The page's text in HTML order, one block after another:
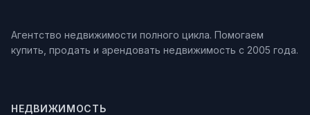
Агентство недвижимости полного цикла. Помогаем
купить, продать и арендовать недвижимость с 2005 года.
НЕДВИЖИМОСТЬ